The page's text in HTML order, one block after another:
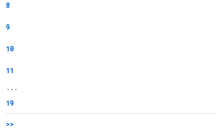
8
9
10
11
...
19
>>